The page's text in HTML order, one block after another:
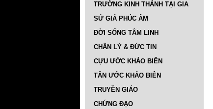
TRƯỜNG KINH THÁNH TẠI GIA
SỨ GIẢ PHÚC ÂM
ĐỜI SỐNG TÂM LINH
CHÂN LÝ & ĐỨC TIN
CỰU ƯỚC KHẢO BIÊN
TÂN ƯỚC KHẢO BIÊN
TRUYỀN GIÁO
CHỨNG ĐẠO